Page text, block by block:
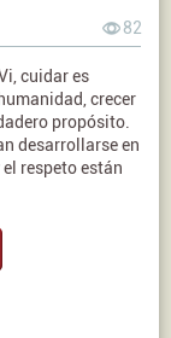
82
cuidar es
crecer
propósito.
desarrollarse en
respeto están